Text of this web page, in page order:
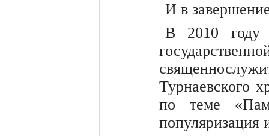
И в
В 2010 году
Турнаевского
по теме
популяризация